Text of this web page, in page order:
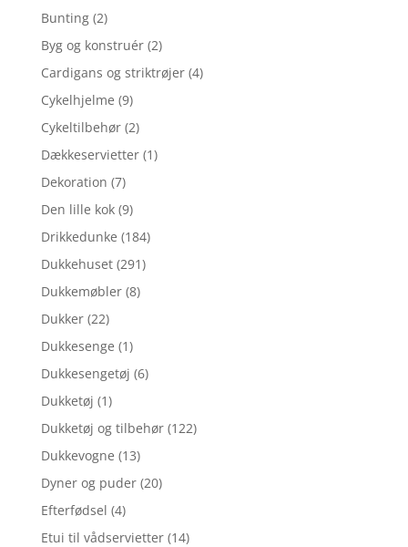
Bunting (2)
Byg og konstruér (2)
Cardigans og striktrøjer (4)
Cykelhjelme (9)
Cykeltilbehør (2)
Dækkeservietter (1)
Dekoration (7)
Den lille kok (9)
Drikkedunke (184)
Dukkehuset (291)
Dukkemøbler (8)
Dukker (22)
Dukkesenge (1)
Dukkesengetøj (6)
Dukketøj (1)
Dukketøj og tilbehør (122)
Dukkevogne (13)
Dyner og puder (20)
Efterfødsel (4)
Etui til vådservietter (14)